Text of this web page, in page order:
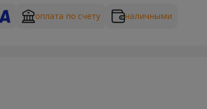
оплата по счету наличными